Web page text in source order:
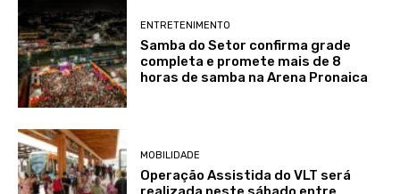
ENTRETENIMENTO
Samba do Setor confirma grade
completa e promete mais de 8
horas de samba na Arena Pronaica
MOBILIDADE
Operação Assistida do VLT será